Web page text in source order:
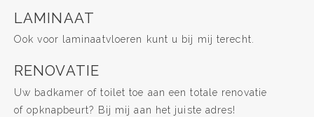
LAMINAAT
Ook voor laminaatvloeren kunt u bij mij terecht.
RENOVATIE
Uw badkamer of toilet toe aan een totale renovatie
of opknapbeurt? Bij mij aan het juiste adres!